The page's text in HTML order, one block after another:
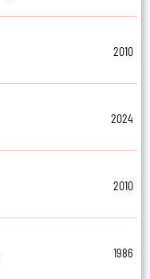
2010
2024
2010
1986